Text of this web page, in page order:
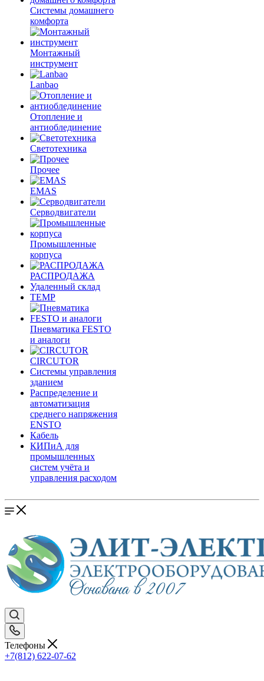
Системы домашнего
комфорта
Монтажный
инструмент
Lanbao
Отопление и
антиоблединение
Светотехника
Прочее
EMAS
Cерводвигатели
Промышленные
корпуса
РАСПРОДАЖА
Удаленный склад
TEMP
Пневматика FESTO
и аналоги
CIRCUTOR
Системы управления
зданием
Распределение и
автоматизация
среднего напряжения
ENSTO
Кабель
КИПиА для
промышленных
систем учёта и
управления расходом
Телефоны
+7(812) 622-07-62